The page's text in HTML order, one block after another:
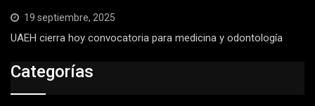
19 septiembre, 2025
UAEH cierra hoy convocatoria para medicina y odontología
Categorías